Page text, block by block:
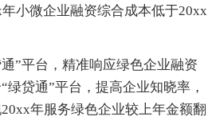
小微企业融资综合成本低于20xx
”平台，精准响应绿色企业融资
绿贷通”平台，提高企业知晓率，
年服务绿色企业较上年金额翻